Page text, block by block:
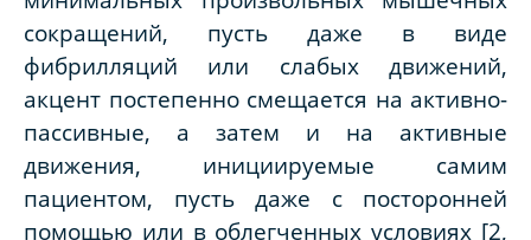
сокращений, пусть даже в виде
фибрилляций или слабых движений,
акцент постепенно смещается на активно-
пассивные, а затем и на активные
движения, инициируемые самим
пациентом, пусть даже с посторонней
помощью или в облегченных условиях [2,